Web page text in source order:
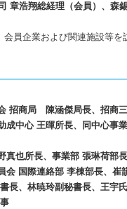
浩翔総経理（会員）、森
員企業および関連施設等を
招商局 陳涵傑局長、招商
中心 王暉所長、同中心事
也所長、事業部 張琳荷部長
国際連絡部 李棟部長、崔
長、林暁玲副秘書長、王宇氏